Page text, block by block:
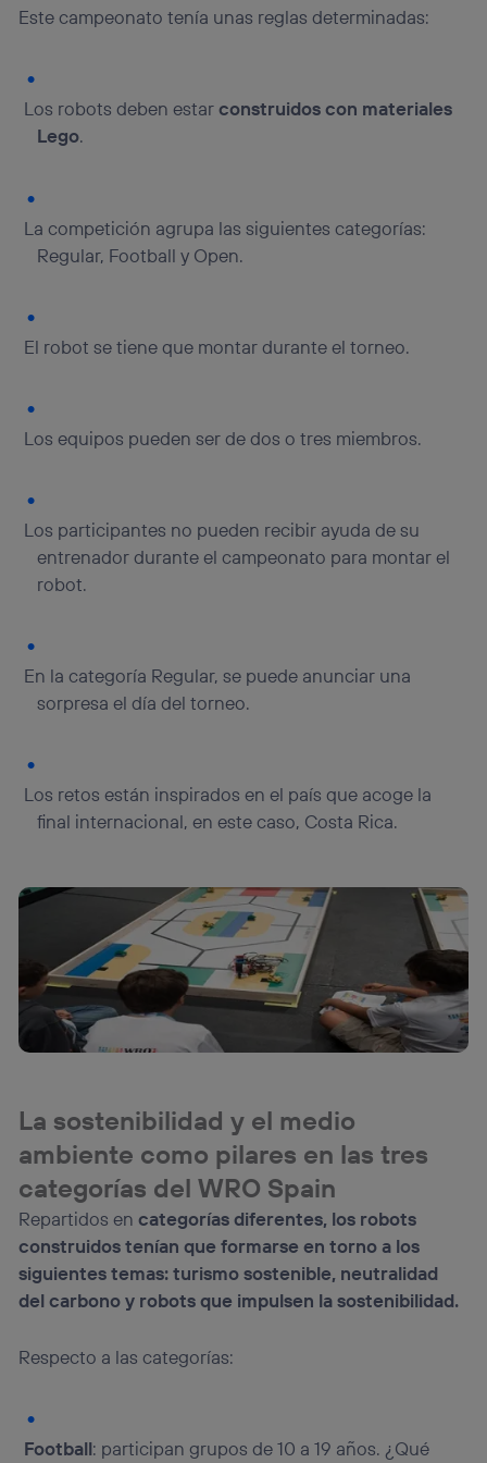
Este campeonato tenía unas reglas determinadas:
Los robots deben estarconstruidos con materiales
Lego.
La competición agrupa las siguientes categorías:
Regular, Football y Open.
El robot se tiene que montar durante el torneo.
Los equipos pueden ser de dos o tres miembros.
Los participantes no pueden recibir ayuda de su
entrenador durante el campeonato para montar el
robot.
En la categoría Regular, se puede anunciar una
sorpresa el día del torneo.
Los retos están inspirados en el país que acoge la
final internacional, en este caso, Costa Rica.
La sostenibilidad y el medio
ambiente como pilares en las tres
categorías del WRO Spain
Repartidos encategorías diferentes, los robots
construidos tenían que formarse en torno a los
siguientes temas: turismo sostenible, neutralidad
del carbono y robots que impulsen la sostenibilidad.
Respecto a las categorías:
Football: participan grupos de 10 a 19 años. ¿Qué
visitando el portal de privacidad de Utiq
(“consenthub”)
. Para más información, consulta